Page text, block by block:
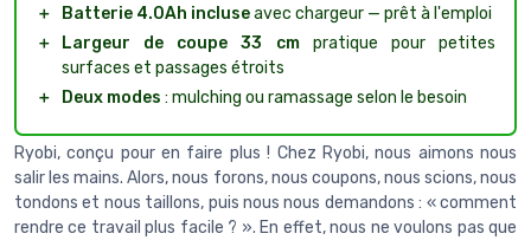
＋
Batterie 4.0Ah incluseavec chargeur — prêt à l'emploi
＋
Largeur de coupe 33 cmpratique pour petites
surfaces et passages étroits
＋
Deux modes : mulching ou ramassage selon le besoin
Ryobi, conçu pour en faire plus ! Chez Ryobi, nous aimons nous
salir les mains. Alors, nous forons, nous coupons, nous scions, nous
tondons et nous taillons, puis nous nous demandons : « comment
rendre ce travail plus facile ? ». En effet, nous ne voulons pas que